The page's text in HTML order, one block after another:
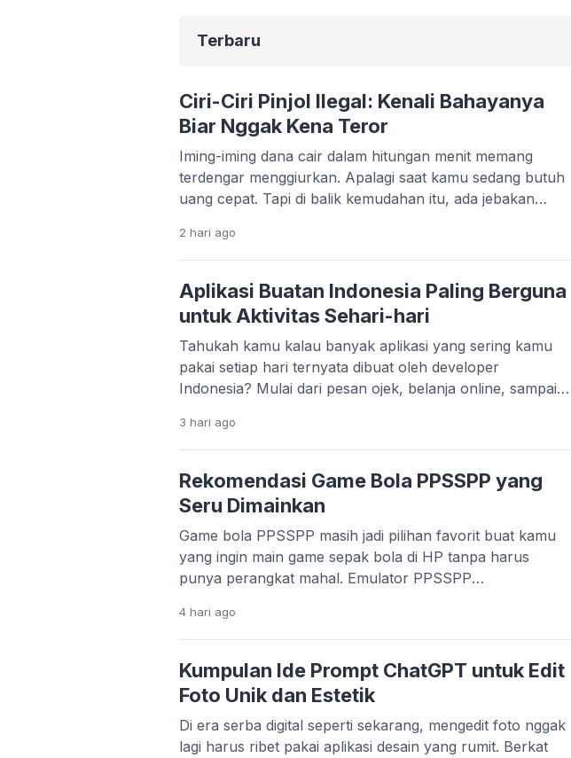
Terbaru
Ciri-Ciri Pinjol Ilegal: Kenali Bahayanya
Biar Nggak Kena Teror
Iming-iming dana cair dalam hitungan menit memang
terdengar menggiurkan. Apalagi saat kamu sedang butuh
uang cepat. Tapi di balik kemudahan itu, ada jebakan
kehidupan pribadimu. Fenomena pinjaman online ilegal
makin marak. Banyak aplikasi bodong yang
memanfaatkan situasi darurat seseorang. Tanpa sadar,
korban bisa terjebak bunga tinggi, biaya tersembunyi, […]
2 hari ago
Aplikasi Buatan Indonesia Paling Berguna
untuk Aktivitas Sehari-hari
Tahukah kamu kalau banyak aplikasi yang sering kamu
pakai setiap hari ternyata dibuat oleh developer
Indonesia? Mulai dari pesan ojek, belanja online, sampai
bangsa. Perkembangan teknologi digital di Indonesia
memang sangat pesat. Banyak startup lokal yang berhasil
menciptakan solusi praktis untuk kebutuhan harian. Tidak
hanya mempermudah hidup, aplikasi […]
3 hari ago
Rekomendasi Game Bola PPSSPP yang
Seru Dimainkan
Game bola PPSSPP masih jadi pilihan favorit buat kamu
yang ingin main game sepak bola di HP tanpa harus
punya perangkat mahal. Emulator PPSSPP
lancar, bahkan di HP dengan spesifikasi menengah ke
bawah. Menariknya, beberapa game masih mendapatkan
update dari komunitas. Mulai dari transfer pemain terbaru
sampai patch liga […]
4 hari ago
Kumpulan Ide Prompt ChatGPT untuk Edit
Foto Unik dan Estetik
Di era serba digital seperti sekarang, mengedit foto nggak
lagi harus ribet pakai aplikasi desain yang rumit. Berkat